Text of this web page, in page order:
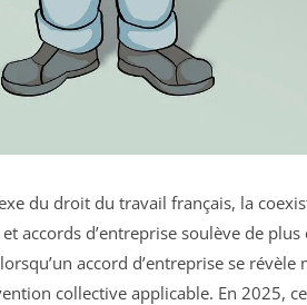
du droit du travail français, la
accords d’entreprise soulève de plus
accord d’entreprise se révèle
collective applicable. En 2025,